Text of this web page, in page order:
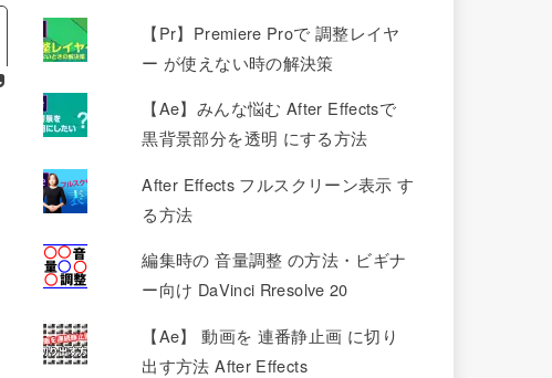
【Pr】Premiere Proで 調整レイヤ
ー が使えない時の解決策
【Ae】みんな悩む After Effectsで
黒背景部分を透明 にする方法
After Effects フルスクリーン表示 す
る方法
編集時の 音量調整 の方法・ビギナ
ー向け DaVinci Rresolve 20
【Ae】 動画を 連番静止画 に切り
出す方法 After Effects